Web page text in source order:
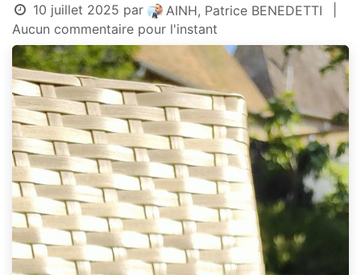
10 juillet 2025 par AINH, Patrice BENEDETTI
Aucun commentaire pour l'instant